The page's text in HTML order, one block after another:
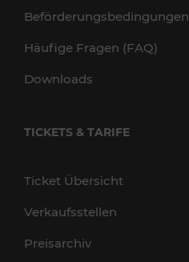
Beförderungsbedingungen
Häufige Fragen (FAQ)
Downloads
TICKETS & TARIFE
Ticket Übersicht
Verkaufsstellen
Preisarchiv